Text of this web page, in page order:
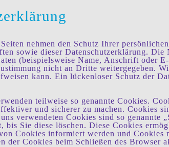
nehmen den Schutz Ihrer
sowie dieser Datenschutzerklärung.
(beispielsweise Name, Anschrift oder
nicht an Dritte weitergegeben.
kann. Ein lückenloser Schutz der
teilweise so genannte Cookies.
und sicherer zu machen. Cookies
verwendeten Cookies sind so genannte
bis Sie diese löschen. Diese Cookies
Cookies informiert werden und
der Cookies beim Schließen des